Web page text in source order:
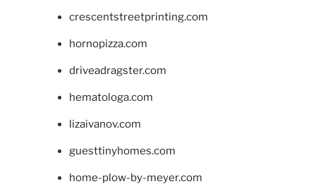
crescentstreetprinting.com
hornopizza.com
driveadragster.com
hematologa.com
lizaivanov.com
guesttinyhomes.com
home-plow-by-meyer.com